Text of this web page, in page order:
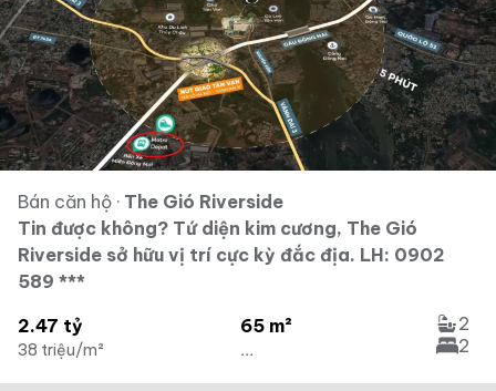
Bán căn hộ · The Gió Riverside
Tin được không? Tứ diện kim cương, The Gió
Riverside sở hữu vị trí cực kỳ đắc địa. LH: 0902
589 ***
2.47 tỷ
38 triệu/m²
65 m²
...
2
2